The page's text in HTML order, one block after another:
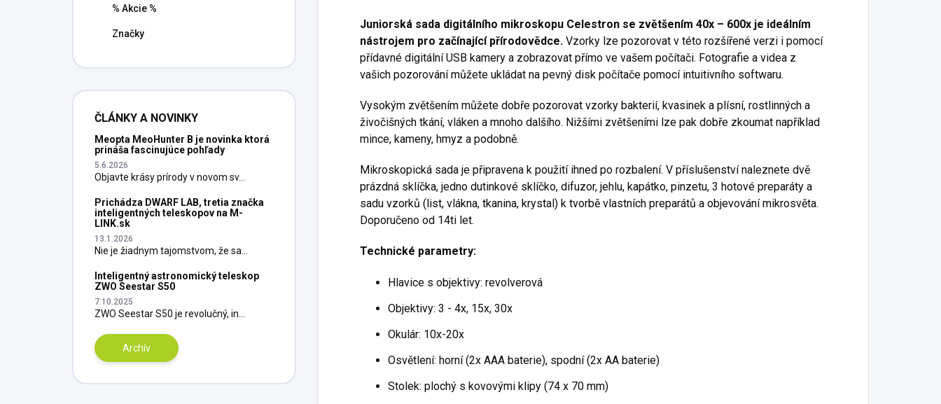
% Akcie %
Značky
ČLÁNKY A NOVINKY
Meopta MeoHunter B je novinka ktorá
prináša fascinujúce pohľady
5.6.2026
Objavte krásy prírody v novom sv...
Prichádza DWARF LAB, tretia značka
inteligentných teleskopov na M-
LINK.sk
13.1.2026
Nie je žiadnym tajomstvom, že sa...
Inteligentný astronomický teleskop
ZWO Seestar S50
7.10.2025
ZWO Seestar S50 je revolučný, in...
Archív
Juniorská sada digitálního mikroskopu Celestron se zvětšením 40x – 600x je ideálním
nástrojem pro začínající přírodovědce. Vzorky lze pozorovat v této rozšířené verzi i pomocí
přídavné digitální USB kamery a zobrazovat přímo ve vašem počítači. Fotografie a videa z
vašich pozorování můžete ukládat na pevný disk počítače pomocí intuitivního softwaru.
Vysokým zvětšením můžete dobře pozorovat vzorky bakterií, kvasinek a plísní, rostlinných a
živočišných tkání, vláken a mnoho dalšího. Nižšími zvětšeními lze pak dobře zkoumat například
mince, kameny, hmyz a podobně.
Mikroskopická sada je připravena k použití ihned po rozbalení. V příslušenství naleznete dvě
prázdná sklíčka, jedno dutinkové sklíčko, difuzor, jehlu, kapátko, pinzetu, 3 hotové preparáty a
sadu vzorků (list, vlákna, tkanina, krystal) k tvorbě vlastních preparátů a objevování mikrosvěta.
Doporučeno od 14ti let.
Technické parametry:
Hlavice s objektivy: revolverová
Objektivy: 3 - 4x, 15x, 30x
Okulár: 10x-20x
Osvětlení: horní (2x AAA baterie), spodní (2x AA baterie)
Stolek: plochý s kovovými klipy (74 x 70 mm)